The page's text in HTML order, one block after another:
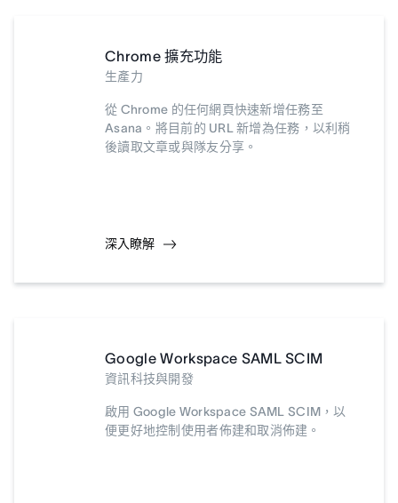
Chrome 擴充功能
生產力
從 Chrome 的任何網頁快速新增任務至
Asana。將目前的 URL 新增為任務，以利稍
後讀取文章或與隊友分享。
深入瞭解
Google Workspace SAML SCIM
資訊科技與開發
啟用 Google Workspace SAML SCIM，以
便更好地控制使用者佈建和取消佈建。